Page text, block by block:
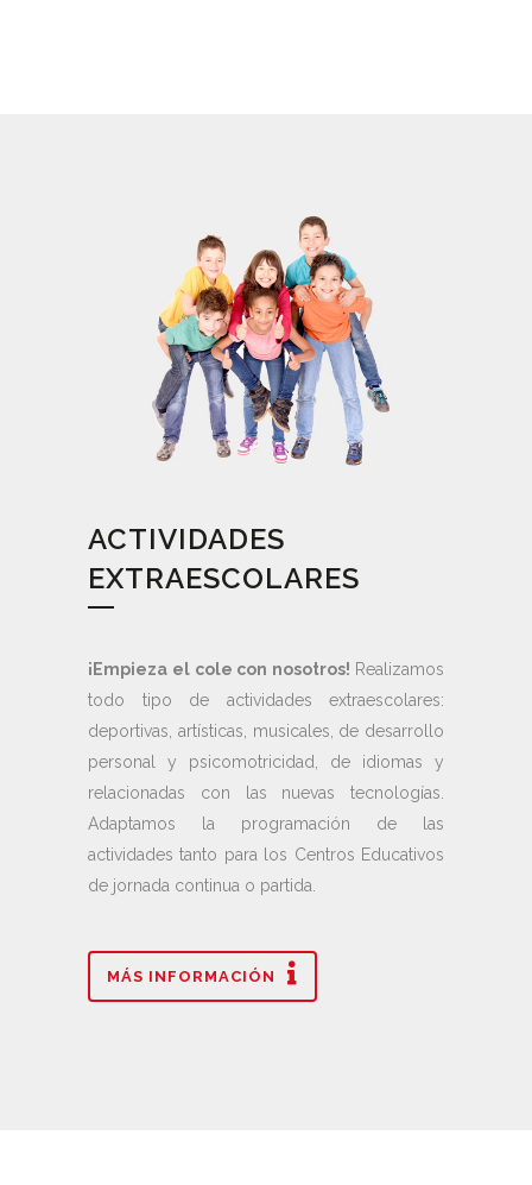
ACTIVIDADES
EXTRAESCOLARES
¡Empieza el cole con nosotros! Realizamos
todo tipo de actividades extraescolares:
deportivas, artísticas, musicales, de desarrollo
personal y psicomotricidad, de idiomas y
relacionadas con las nuevas tecnologías.
Adaptamos la programación de las
actividades tanto para los Centros Educativos
de jornada continua o partida.
MÁS INFORMACIÓN